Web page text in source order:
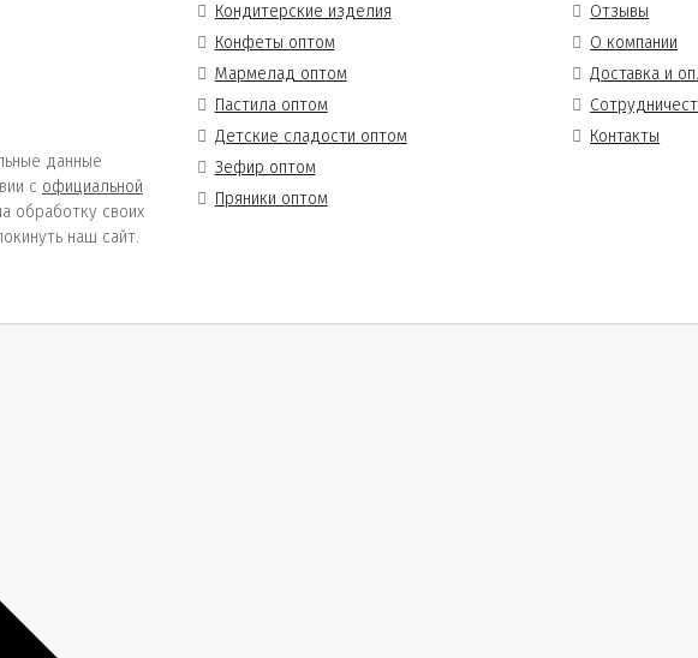
данные
с официальной
обработку своих
наш сайт.
Кондитерские изделия
Конфеты оптом
Мармелад оптом
Пастила оптом
Детские сладости оптом
Зефир оптом
Пряники оптом
Отзывы
О компании
Доставка и
Контакты